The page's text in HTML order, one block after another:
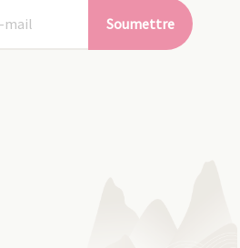
Soumettre